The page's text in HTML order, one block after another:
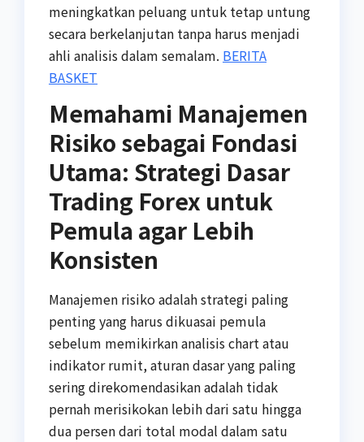
meningkatkan peluang untuk tetap untung
secara berkelanjutan tanpa harus menjadi
ahli analisis dalam semalam. BERITA
BASKET
Memahami Manajemen
Risiko sebagai Fondasi
Utama: Strategi Dasar
Trading Forex untuk
Pemula agar Lebih
Konsisten
Manajemen risiko adalah strategi paling
penting yang harus dikuasai pemula
sebelum memikirkan analisis chart atau
indikator rumit, aturan dasar yang paling
sering direkomendasikan adalah tidak
pernah merisikokan lebih dari satu hingga
dua persen dari total modal dalam satu